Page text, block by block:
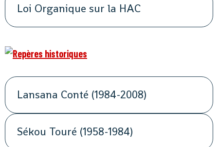
Loi Organique sur la HAC
Lansana Conté (1984-2008)
Sékou Touré (1958-1984)